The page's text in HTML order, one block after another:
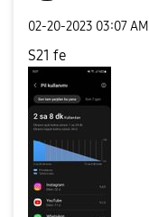
‎02-20-2023 03:07 AM
S21 fe